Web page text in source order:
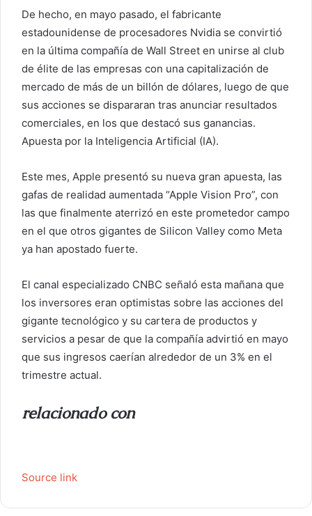
De hecho, en mayo pasado, el fabricante
estadounidense de procesadores Nvidia se convirtió
en la última compañía de Wall Street en unirse al club
de élite de las empresas con una capitalización de
mercado de más de un billón de dólares, luego de que
sus acciones se dispararan tras anunciar resultados
comerciales, en los que destacó sus ganancias.
Apuesta por la Inteligencia Artificial (IA).
Este mes, Apple presentó su nueva gran apuesta, las
gafas de realidad aumentada “Apple Vision Pro”, con
las que finalmente aterrizó en este prometedor campo
en el que otros gigantes de Silicon Valley como Meta
ya han apostado fuerte.
El canal especializado CNBC señaló esta mañana que
los inversores eran optimistas sobre las acciones del
gigante tecnológico y su cartera de productos y
servicios a pesar de que la compañía advirtió en mayo
que sus ingresos caerían alrededor de un 3% en el
trimestre actual.
relacionado con
Source link